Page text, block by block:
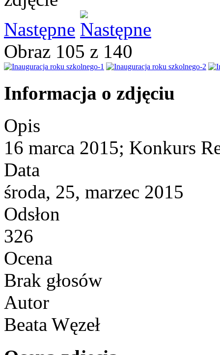
Następne
Obraz 105 z 140
Informacja o zdjęciu
Opis
16 marca 2015; Konkurs
Data
środa, 25, marzec 2015
Odsłon
326
Ocena
Brak głosów
Autor
Beata Węzeł